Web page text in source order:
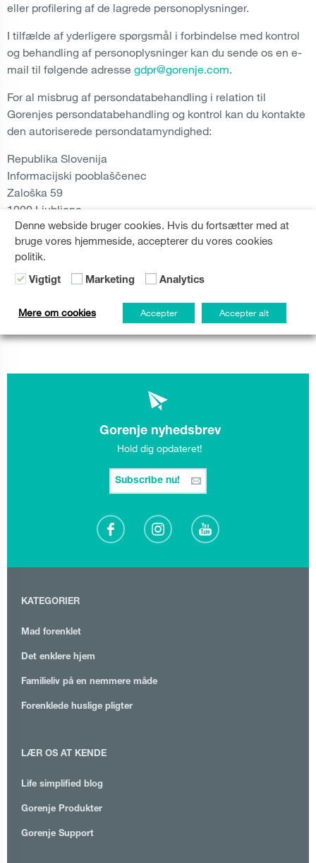
eller profilering af de lagrede personoplysninger.
I tilfælde af yderligere spørgsmål i forbindelse med kontrol
og behandling af personoplysninger kan du sende os en e-
mail til følgende adresse gdpr@gorenje.com.
For al misbrug af persondatabehandling i relation til
Gorenjes persondatabehandling og kontrol kan du kontakte
den autoriserede persondatamyndighed:
Republika Slovenija
Informacijski pooblaščenec
Zaloška 59
1000 Ljubljana
Telefon: 01 230 97 30
Faks: 01 230 97 78
E-pošta: gp.ip@ip-rs.si
Informationskommissær
Gorenje nyhedsbrev
Hold dig opdateret!
Subscribe nu!
KATEGORIER
Mad forenklet
Det enklere hjem
Familieliv på en nemmere måde
Forenklede huslige pligter
LÆR OS AT KENDE
Life simplified blog
Gorenje Produkter
Gorenje Support
Denne webside bruger cookies. Hvis du fortsætter med at
bruge vores hjemmeside, accepterer du vores cookies
politik.
Vigtigt Marketing Analytics
Mere om cookies Accepter Accepter alt